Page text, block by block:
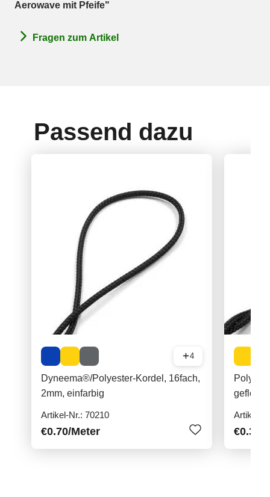
Aerowave mit Pfeife"
Fragen zum Artikel
Passend dazu
4
Dyneema®/Polyester-Kordel, 16fach,
2mm, einfarbig
Artikel-Nr.: 70210
€0.70/Meter
Artikel-
€0.30